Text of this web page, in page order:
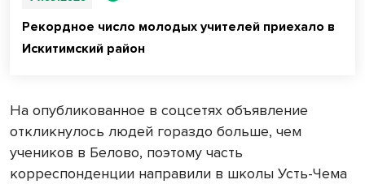
Рекордное число молодых учителей приехало в
Искитимский район
На опубликованное в соцсетях объявление
откликнулось людей гораздо больше, чем
учеников в Белово, поэтому часть
корреспонденции направили в школы Усть-Чема